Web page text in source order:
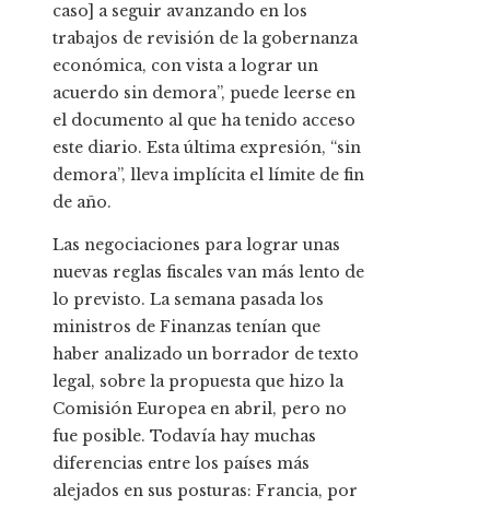
caso] a seguir avanzando en los
trabajos de revisión de la gobernanza
económica, con vista a lograr un
acuerdo sin demora”, puede leerse en
el documento al que ha tenido acceso
este diario. Esta última expresión, “sin
demora”, lleva implícita el límite de fin
de año.
Las negociaciones para lograr unas
nuevas reglas fiscales van más lento de
lo previsto. La semana pasada los
ministros de Finanzas tenían que
haber analizado un borrador de texto
legal, sobre la propuesta que hizo la
Comisión Europea en abril, pero no
fue posible. Todavía hay muchas
diferencias entre los países más
alejados en sus posturas: Francia, por